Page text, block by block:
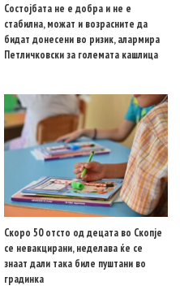
Состојбата не е добра и не е
стабилна, можат и возрасните да
бидат донесени во ризик, алармира
Петличковски за големата кашлица
Скоро 50 отсто од децата во Скопје
се невакцирани, неделава ќе се
знаат дали така биле пуштани во
градинка